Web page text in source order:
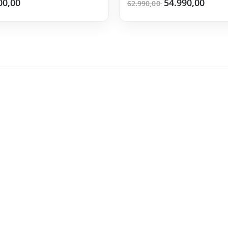
62.990,00 54.990,00